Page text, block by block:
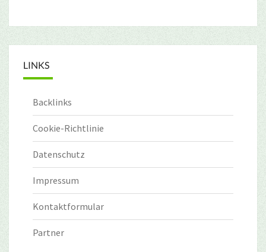
LINKS
Backlinks
Cookie-Richtlinie
Datenschutz
Impressum
Kontaktformular
Partner